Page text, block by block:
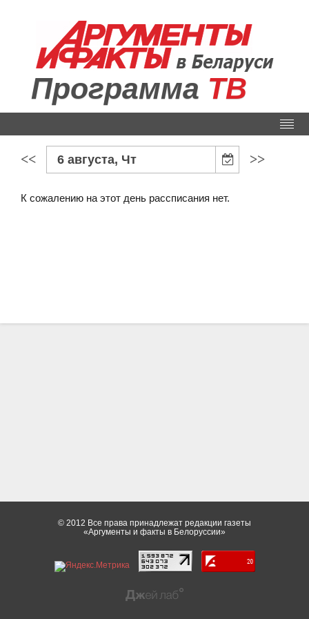
Программа ТВ
<< 6 августа, Чт >>
К сожалению на этот день рассписания нет.
© 2012 Все права принадлежат редакции газеты
«Аргументы и факты в Белоруссии»